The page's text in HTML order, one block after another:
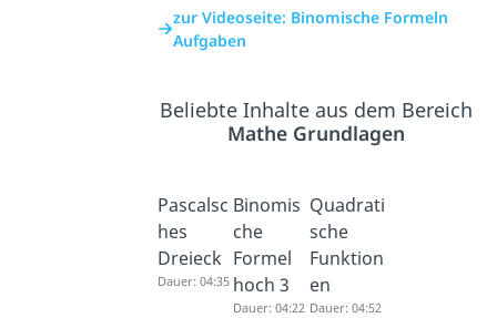
zur Videoseite: Binomische Formeln
Aufgaben
Beliebte Inhalte aus dem Bereich
Mathe Grundlagen
Pascalsc
hes
Dreieck
Dauer: 04:35
Binomis
che
Formel
hoch 3
Dauer: 04:22
Quadrati
sche
Funktion
en
Dauer: 04:52